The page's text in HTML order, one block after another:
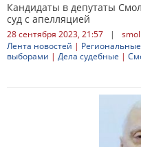
Кандидаты в депутаты
суд с апелляцией
28 сентября 2023, 21:57 |
Лента новостей |
выборами | Дела судебные |